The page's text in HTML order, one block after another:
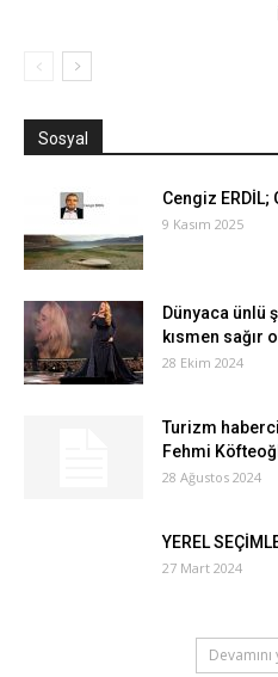
Sosyal
Cengiz ERDİL;
9 Kasım 2025
Dünyaca ünlü
kısmen sağır
28 Ekim 2024
Turizm
Fehmi
28 Ağustos 2024
YEREL
27 Mart 2024